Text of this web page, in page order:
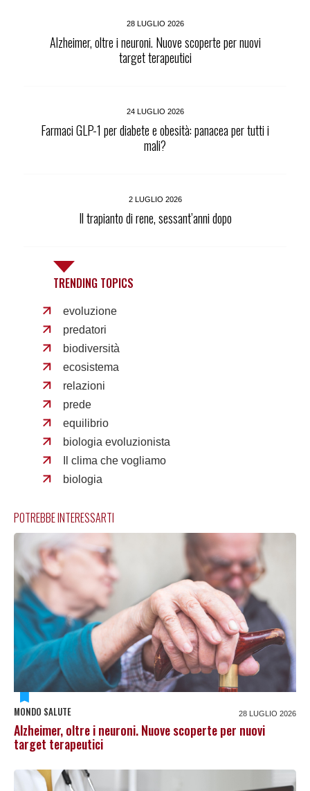
28 LUGLIO 2026
Alzheimer, oltre i neuroni. Nuove scoperte per nuovi
target terapeutici
24 LUGLIO 2026
Farmaci GLP-1 per diabete e obesità: panacea per tutti i
mali?
2 LUGLIO 2026
Il trapianto di rene, sessant’anni dopo
TRENDING TOPICS
evoluzione
predatori
biodiversità
ecosistema
relazioni
prede
equilibrio
biologia evoluzionista
Il clima che vogliamo
biologia
POTREBBE INTERESSARTI
MONDO SALUTE 28 LUGLIO 2026
Alzheimer, oltre i neuroni. Nuove scoperte per nuovi
target terapeutici